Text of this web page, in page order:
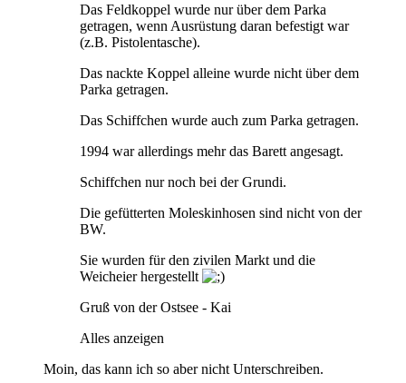
Das Feldkoppel wurde nur über dem Parka
getragen, wenn Ausrüstung daran befestigt war
(z.B. Pistolentasche).
Das nackte Koppel alleine wurde nicht über dem
Parka getragen.
Das Schiffchen wurde auch zum Parka getragen.
1994 war allerdings mehr das Barett angesagt.
Schiffchen nur noch bei der Grundi.
Die gefütterten Moleskinhosen sind nicht von der
BW.
Sie wurden für den zivilen Markt und die
Weicheier hergestellt
Gruß von der Ostsee - Kai
Alles anzeigen
Moin, das kann ich so aber nicht Unterschreiben.